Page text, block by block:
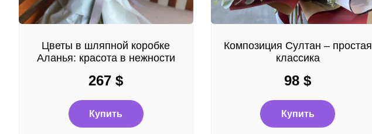
Цветы в шляпной коробке
Аланья: красота в нежности
267$
Купить
Композиция Султан – простая
классика
98$
Купить